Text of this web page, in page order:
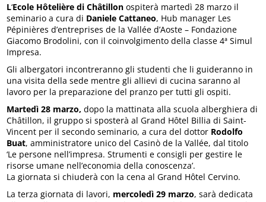
L‘Ecole Hôtelière di Châtillon ospiterà martedì 28 marzo il
seminario a cura di Daniele Cattaneo, Hub manager Les
Pépinières d’entreprises de la Vallée d’Aoste – Fondazione
Giacomo Brodolini, con il coinvolgimento della classe 4ª Simul
Impresa.
Gli albergatori incontreranno gli studenti che li guideranno in
una visita della sede mentre gli allievi di cucina saranno al
lavoro per la preparazione del pranzo per tutti gli ospiti.
Martedì 28 marzo, dopo la mattinata alla scuola alberghiera di
Châtillon, il gruppo si sposterà al Grand Hôtel Billia di Saint-
Vincent per il secondo seminario, a cura del dottor Rodolfo
Buat, amministratore unico del Casinò de la Vallée, dal titolo
‘Le persone nell’impresa. Strumenti e consigli per gestire le
risorse umane nell’economia della conoscenza’.
La giornata si chiuderà con la cena al Grand Hôtel Cervino.
La terza giornata di lavori, mercoledì 29 marzo, sarà dedicata